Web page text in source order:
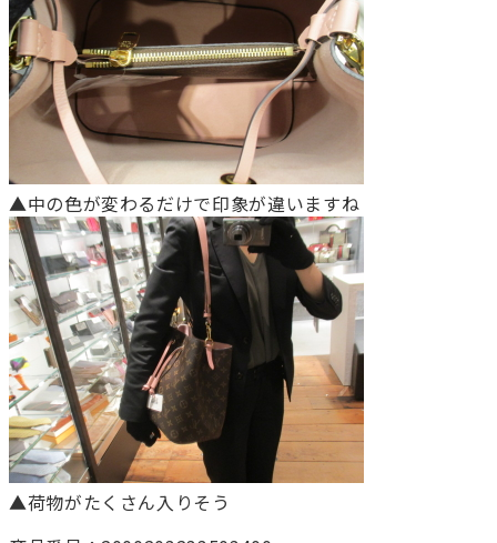
▲中の色が変わるだけで印象が違いますね
▲荷物がたくさん入りそう